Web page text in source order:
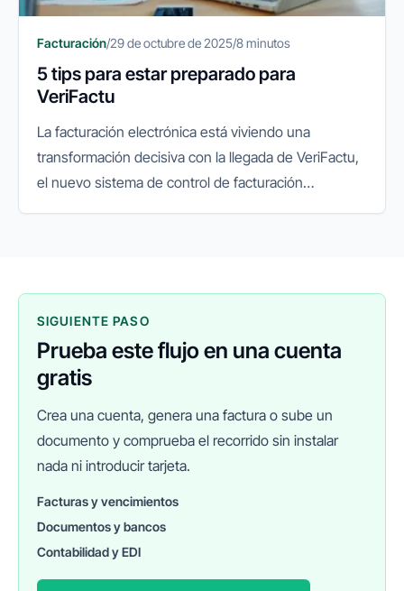
Facturación/29 de octubre de 2025/8 minutos
5 tips para estar preparado para
VeriFactu
La facturación electrónica está viviendo una
transformación decisiva con la llegada de VeriFactu,
el nuevo sistema de control de facturación
SIGUIENTE PASO
Prueba este flujo en una cuenta
gratis
Crea una cuenta, genera una factura o sube un
documento y comprueba el recorrido sin instalar
nada ni introducir tarjeta.
Facturas y vencimientos
Documentos y bancos
Contabilidad y EDI
FINANEDI
Hablemos ahora